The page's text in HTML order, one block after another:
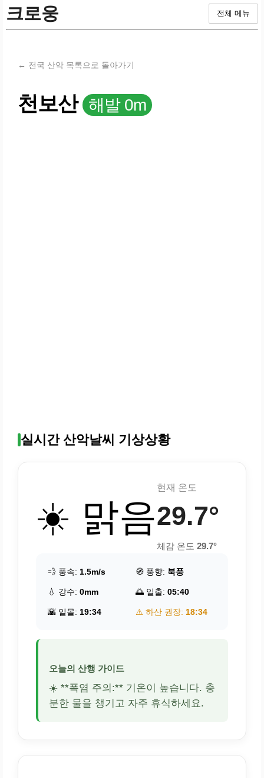
크로웅 전체 메뉴
← 전국 산악 목록으로 돌아가기
천보산 해발 0m
실시간 산악날씨 기상상황
☀️ 맑음
현재 온도
29.7°
체감 온도 29.7°
💨 풍속: 1.5m/s 🧭 풍향: 북풍
💧 강수: 0mm 🌅 일출: 05:40
🌇 일몰: 19:34 ⚠️ 하산 권장: 18:34
오늘의 산행 가이드
☀️ **폭염 주의:** 기온이 높습니다. 충
분한 물을 챙기고 자주 휴식하세요.